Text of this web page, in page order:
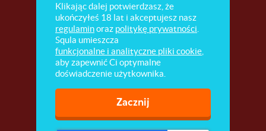
Klikając dalej potwierdzasz, że
ukończyłeś 18 lat i akceptujesz nasz
regulaminoraz politykę prywatności
Squla umieszcza
funkcjonalne i analityczne pliki cookie
aby zapewnić Ci optymalne
doświadczenie użytkownika.
Zacznij